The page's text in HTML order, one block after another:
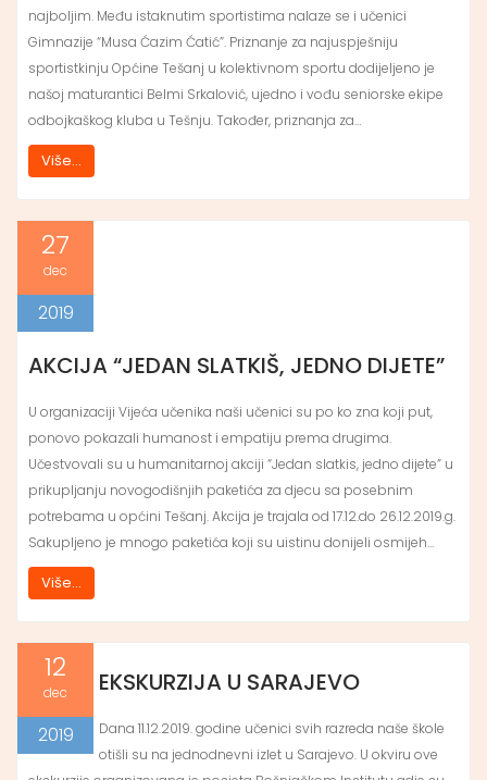
najboljim. Među istaknutim sportistima nalaze se i učenici
Gimnazije “Musa Ćazim Ćatić”. Priznanje za najuspješniju
sportistkinju Općine Tešanj u kolektivnom sportu dodijeljeno je
našoj maturantici Belmi Srkalović, ujedno i vođu seniorske ekipe
odbojkaškog kluba u Tešnju. Također, priznanja za…
Više...
27
dec
2019
AKCIJA “JEDAN SLATKIŠ, JEDNO DIJETE”
U organizaciji Vijeća učenika naši učenici su po ko zna koji put,
ponovo pokazali humanost i empatiju prema drugima.
Učestvovali su u humanitarnoj akciji “Jedan slatkis, jedno dijete” u
prikupljanju novogodišnjih paketića za djecu sa posebnim
potrebama u općini Tešanj. Akcija je trajala od 17.12.do 26.12.2019.g.
Sakupljeno je mnogo paketića koji su uistinu donijeli osmijeh…
Više...
12
dec
2019
EKSKURZIJA U SARAJEVO
Dana 11.12.2019. godine učenici svih razreda naše škole
otišli su na jednodnevni izlet u Sarajevo. U okviru ove